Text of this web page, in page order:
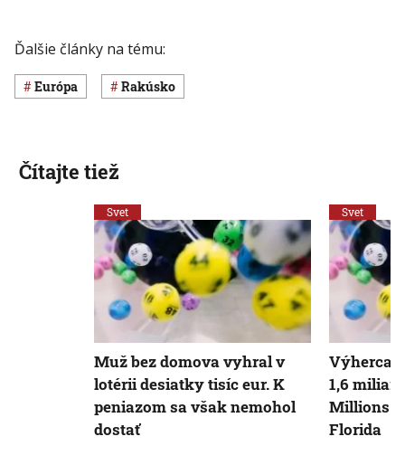
Ďalšie články na tému:
Európa Rakúsko
Čítajte tiež
Svet
Muž bez domova vyhral v
lotérii desiatky tisíc eur. K
peniazom sa však nemohol
dostať
Svet
Výherca
1,6
Millions
Florida